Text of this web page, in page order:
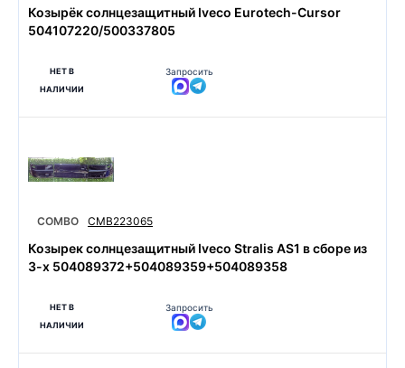
Козырёк солнцезащитный Iveco Eurotech-Cursor
504107220/500337805
НЕТ В
НАЛИЧИИ
Запросить
COMBO CMB223065
Козырек солнцезащитный Iveco Stralis AS1 в сборе из
3-х 504089372+504089359+504089358
НЕТ В
НАЛИЧИИ
Запросить